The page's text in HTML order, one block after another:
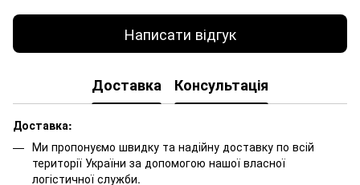
Написати відгук
Доставка Консультація
Доставка:
Ми пропонуємо швидку та надійну доставку по всій
території України за допомогою нашої власної
логістичної служби.